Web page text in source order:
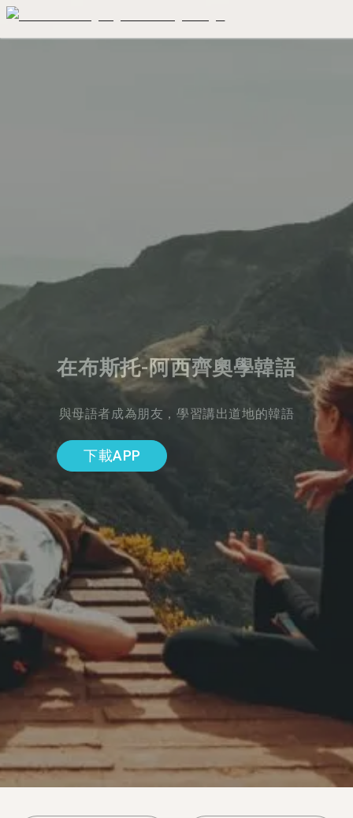
在布斯托-阿西齊奧學韓語
與母語者成為朋友，學習講出道地的韓語
下載APP